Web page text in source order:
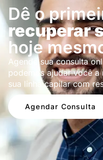
Dê o
recuperar
hoje
Agende sua consulta
podemos ajudar você a
sua linha capilar com
Agendar Consulta